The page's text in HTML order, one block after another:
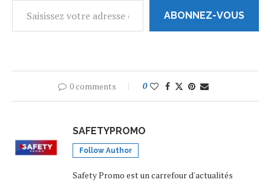
ABONNEZ-VOUS
0 comments 0
SAFETYPROMO
Follow Author
Safety Promo est un carrefour d'actualités